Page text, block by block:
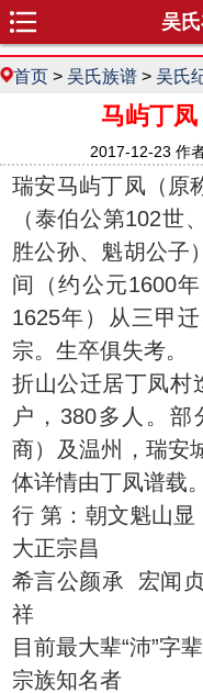
吴
首页 > 吴氏族谱 > 吴氏
马屿丁
2017-12-23 作
瑞安马屿丁凤（原
（泰伯公第102世
胜公孙、魁胡公子
间（约公元1600
1625年）从三甲
宗。生卒俱失考。
折山公迁居丁凤村
户，380多人。
商）及温州，瑞安
体详情由丁凤谱载。
行 第：朝文魁山
大正宗昌
希言公颜承 宏闻
祥
目前最大辈“沛”字
宗族知名者